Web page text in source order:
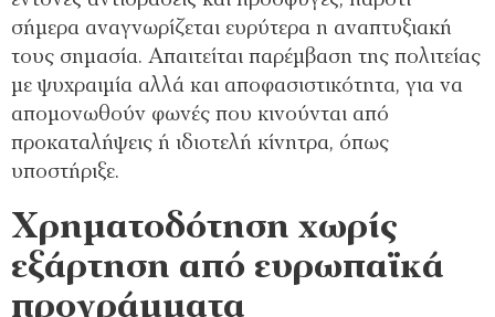
σήμερα αναγνωρίζεται ευρύτερα η αναπτυξιακή
τους σημασία. Απαιτείται παρέμβαση της πολιτείας
με ψυχραιμία αλλά και αποφασιστικότητα, για να
απομονωθούν φωνές που κινούνται από
προκαταλήψεις ή ιδιοτελή κίνητρα, όπως
υποστήριξε.
Χρηματοδότηση χωρίς
εξάρτηση από ευρωπαϊκά
προγράμματα